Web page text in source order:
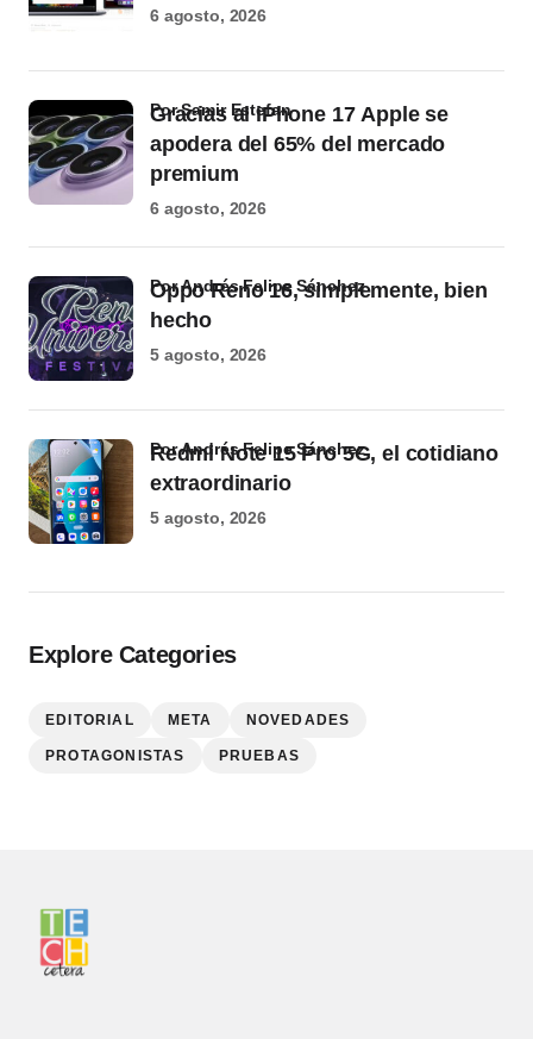
6 agosto, 2026
Gracias al iPhone 17 Apple se
apodera del 65% del mercado
premium
por Samir Estefan
6 agosto, 2026
Oppo Reno 16, simplemente, bien
hecho
por Andrés Felipe Sánchez
5 agosto, 2026
Redmi Note 15 Pro 5G, el cotidiano
extraordinario
por Andrés Felipe Sánchez
5 agosto, 2026
Explore Categories
EDITORIAL META NOVEDADES
PROTAGONISTAS PRUEBAS